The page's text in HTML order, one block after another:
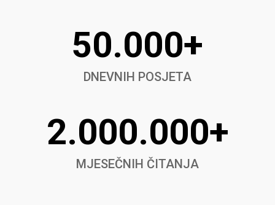
50.000+
DNEVNIH POSJETA
2.000.000+
MJESEČNIH ČITANJA